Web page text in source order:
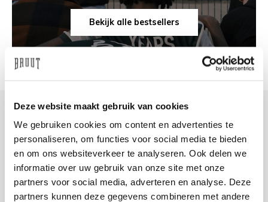
Deze website maakt gebruik van cookies
We gebruiken cookies om content en advertenties te
personaliseren, om functies voor social media te bieden
en om ons websiteverkeer te analyseren. Ook delen we
informatie over uw gebruik van onze site met onze
partners voor social media, adverteren en analyse. Deze
partners kunnen deze gegevens combineren met andere
Bekijk alle bestsellers
+31 23 205 2006
info@bruut.nl
Contact Formulier
Open tot 18:00